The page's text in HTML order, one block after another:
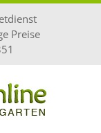
Preise